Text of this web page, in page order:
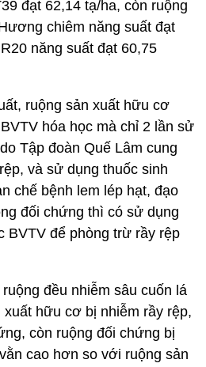
đạt 62,14 tạ/ha, còn ruộng
chiêm năng suất đạt
năng suất đạt 60,75
ruộng sản xuất hữu cơ
hóa học mà chỉ 2 lần sử
Tập đoàn Quế Lâm cung
và sử dụng thuốc sinh
chế bệnh lem lép hạt, đạo
đối chứng thì có sử dụng
BVTV để phòng trừ rầy rệp
đều nhiễm sâu cuốn lá
hữu cơ bị nhiễm rầy rệp,
còn ruộng đối chứng bị
cao hơn so với ruộng sản